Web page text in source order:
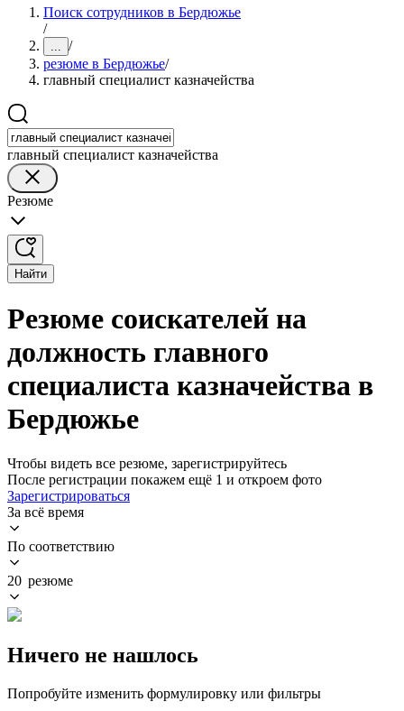
Поиск сотрудников в Бердюжье
/
... /
резюме в Бердюжье/
главный специалист казначейства
главный специалист казначейства
Резюме
Найти
Резюме соискателей на
должность главного
специалиста казначейства в
Бердюжье
Чтобы видеть все резюме, зарегистрируйтесь
После регистрации покажем ещё 1 и откроем фото
Зарегистрироваться
За всё время
По соответствию
20 резюме
Ничего не нашлось
Попробуйте изменить формулировку или фильтры